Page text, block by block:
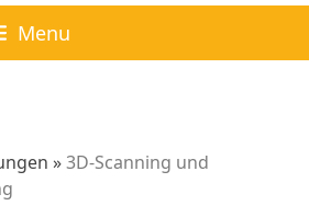
Menu
»3D-Scanning und